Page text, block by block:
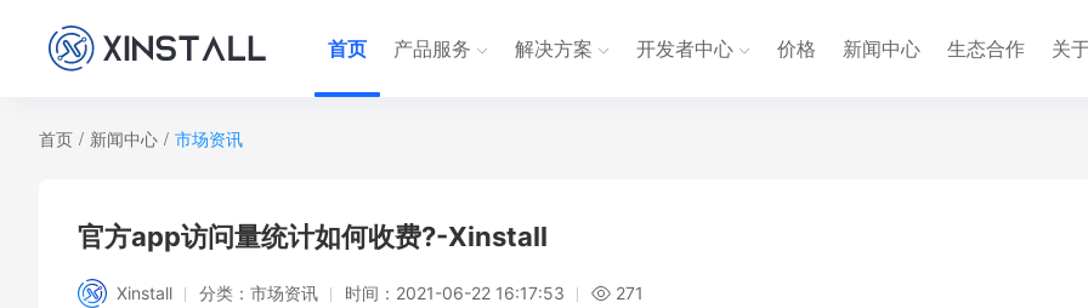
首页 产品服务 解决方案 开发者中心 价格 新闻中心 生态合作 关
首页 / 新闻中心 / 市场资讯
官方app访问量统计如何收费?-Xinstall
Xinstall 分类： 市场资讯 时间： 2021-06-22 16:17:53 271